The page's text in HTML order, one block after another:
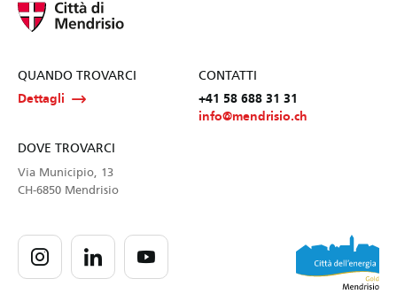
QUANDO TROVARCI
Dettagli
CONTATTI
+41 58 688 31 31
info@mendrisio.ch
DOVE TROVARCI
Via Municipio, 13
CH-6850 Mendrisio